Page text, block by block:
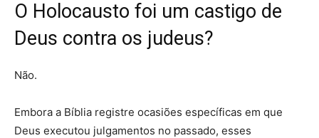
O Holocausto foi um castigo de
Deus contra os judeus?
Não.
Embora a Bíblia registre ocasiões específicas em que
Deus executou julgamentos no passado, esses